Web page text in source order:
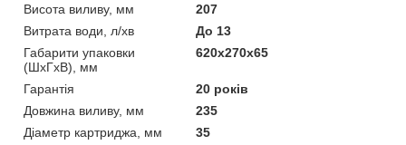
Висота виливу, мм
207
Витрата води, л/хв
До 13
Габарити упаковки
(ШхГхВ), мм
620х270х65
Гарантія
20 років
Довжина виливу, мм
235
Діаметр картриджа, мм
35